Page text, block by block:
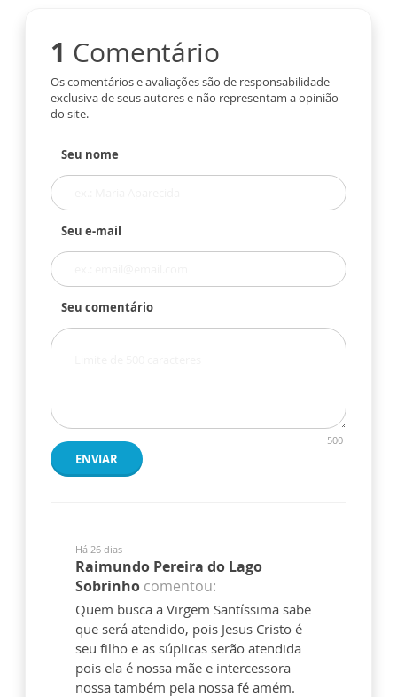
1 Comentário
Os comentários e avaliações são de responsabilidade
exclusiva de seus autores e não representam a opinião
do site.
Seu nome
Seu e-mail
Seu comentário
500
ENVIAR
Há 26 dias
Raimundo Pereira do Lago
Sobrinho comentou:
Quem busca a Virgem Santíssima sabe
que será atendido, pois Jesus Cristo é
seu filho e as súplicas serão atendida
pois ela é nossa mãe e intercessora
nossa também pela nossa fé amém.